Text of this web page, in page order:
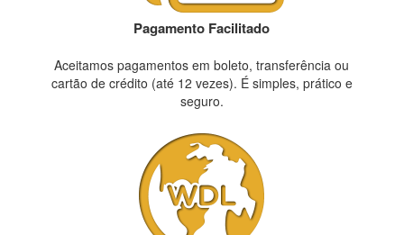
Pagamento Facilitado
Aceitamos pagamentos em boleto, transferência ou
cartão de crédito (até 12 vezes). É simples, prático e
seguro.